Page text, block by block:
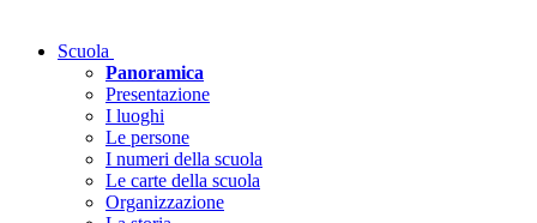
Scuola
Panoramica
Presentazione
I luoghi
Le persone
I numeri della scuola
Le carte della scuola
Organizzazione